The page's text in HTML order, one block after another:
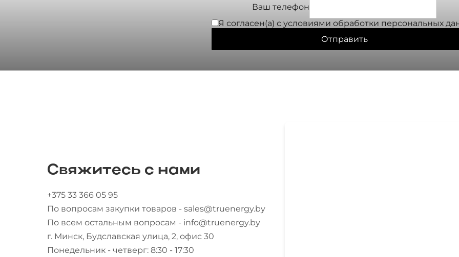
Ваш телефон
Я согласен(а) с условиями обработки персональных
Отправить
Свяжитесь с нами
+375 33 366 05 95
По вопросам закупки товаров - sales@truenergy.by
По всем остальным вопросам - info@truenergy.by
г. Минск, Будславская улица, 2, офис 30
Понедельник - четверг: 8:30 - 17:30